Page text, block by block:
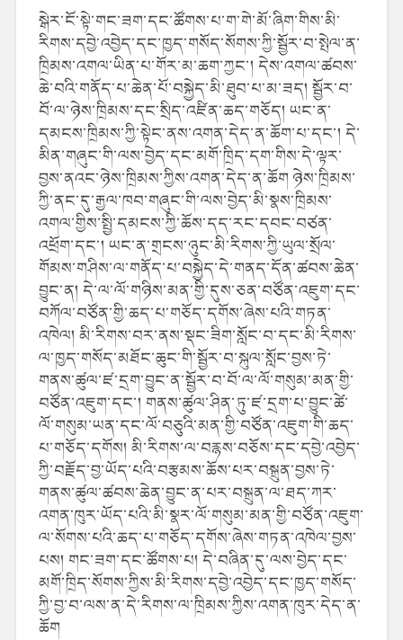
སྒེར་ངོ་སྟེ་གང་ཟག་དང་ཚོགས་པ་ག་གེ་མོ་ཞིག་གིས་མི་
རིགས་དབྱེ་འབྱེད་དང་ཁྱད་གསོད་སོགས་ཀྱི་སྦྱོར་བ་སྤེལ་ན་
ཁྲིམས་འགལ་ཡིན་པ་གོར་མ་ཆག་ཀྱང་། དེས་འགལ་ཚབས་
ཆེ་བའི་གནོད་པ་ཆེན་པོ་བསྐྱེད་མི་ཐུབ་པ་མ་ཟད། སྦྱོར་བ་
བོ་ལ་ཉེས་ཁྲིམས་དང་སྲིད་འཛིན་ཆད་གཅོད། ཡང་ན་
དམངས་ཁྲིམས་ཀྱི་སྟེང་ནས་འགན་དེད་ན་ཆོག་པ་དང་། དེ་
མིན་གཞུང་གི་ལས་བྱེད་དང་མགོ་ཁྲིད་དག་གིས་དེ་ལྟར་
བྱས་ནའང་ཉེས་ཁྲིམས་ཀྱིས་འགན་དེད་ན་ཆོག ཉེས་ཁྲིམས་
ཀྱི་ནང་དུ་རྒྱལ་ཁབ་གཞུང་གི་ལས་བྱེད་མི་སྣས་ཁྲིམས་
འགལ་གྱིས་སྤྱི་དམངས་ཀྱི་ཆོས་དད་རང་དབང་བཙན་
འཕྲོག་དང་། ཡང་ན་གྲངས་ཉུང་མི་རིགས་ཀྱི་ཡུལ་སྲོལ་
གོམས་གཤིས་ལ་གནོད་པ་བསྐྱེད་དེ་གནད་དོན་ཚབས་ཆེན་
བྱུང་ན། དེ་ལ་ལོ་གཉིས་མན་གྱི་དུས་ཅན་བཙོན་འཇུག་དང་
བཀོལ་བཙོན་གྱི་ཆད་པ་གཅོད་དགོས་ཞེས་པའི་གཏན་
འཁེལ། མི་རིགས་བར་ནས་སྡང་ཟིག་སློང་བ་དང་མི་རིགས་
ལ་ཁྱད་གསོད་མཐོང་ཆུང་གི་སྦྱོར་བ་སྐུལ་སློང་བྱས་ཏེ་
གནས་ཚུལ་ཛ་དྲག་བྱུང་ན་སྦྱོར་བ་བོ་ལ་ལོ་གསུམ་མན་གྱི་
བཙོན་འཇུག་དང་། གནས་ཚུལ་ཤིན་ཏུ་ཛ་དྲག་པ་བྱུང་ཚེ་
ལོ་གསུམ་ཡན་དང་ལོ་བཅུའི་མན་གྱི་བཙོན་འཇུག་གི་ཆད་
པ་གཅོད་དགོས། མི་རིགས་ལ་བརྙས་བཅོས་དང་དབྱེ་འབྱེད་
ཀྱི་བརྗོད་བྱ་ཡོད་པའི་བརྩམས་ཆོས་པར་བསྐྲུན་བྱས་ཏེ་
གནས་ཚུལ་ཚབས་ཆེན་བྱུང་ན་པར་བསྐྲུན་ལ་ཐད་ཀར་
འགན་ཁུར་ཡོད་པའི་མི་སྣར་ལོ་གསུམ་མན་གྱི་བཙོན་འཇུག་
ལ་སོགས་པའི་ཆད་པ་གཅོད་དགོས་ཞེས་གཏན་འཁེལ་བྱས་
པས། གང་ཟག་དང་ཚོགས་པ། དེ་བཞིན་དུ་ལས་བྱེད་དང་
མགོ་ཁྲིད་སོགས་ཀྱིས་མི་རིགས་དབྱེ་འབྱེད་དང་ཁྱད་གསོད་
ཀྱི་བྱ་བ་ལས་ན་དེ་རིགས་ལ་ཁྲིམས་ཀྱིས་འགན་ཁུར་དེད་ན་
ཆོག